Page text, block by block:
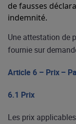
de fausses
indemnité.
Une attestation de
fournie sur
Article 6 – Prix –
6.1 Prix
Les prix